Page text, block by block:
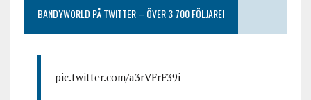
BANDYWORLD PÅ TWITTER – ÖVER 3 700 FÖLJARE!
pic.twitter.com/a3rVFrF39i